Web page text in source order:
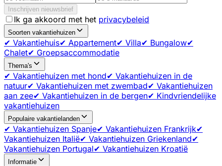
Inschrijven nieuwsbrief
Ik ga akkoord met het privacybeleid
Soorten vakantiehuizen
✔ Vakantiehuis✔ Appartement✔ Villa✔ Bungalow✔
Chalet✔ Groepsaccommodatie
Thema's
✔ Vakantiehuizen met hond✔ Vakantiehuizen in de
natuur✔ Vakantiehuizen met zwembad✔ Vakantiehuizen
aan zee✔ Vakantiehuizen in de bergen✔ Kindvriendelijke
vakantiehuizen
Populaire vakantielanden
✔ Vakantiehuizen Spanje✔ Vakantiehuizen Frankrijk✔
Vakantiehuizen Italië✔ Vakantiehuizen Griekenland✔
Vakantiehuizen Portugal✔ Vakantiehuizen Kroatië
Informatie